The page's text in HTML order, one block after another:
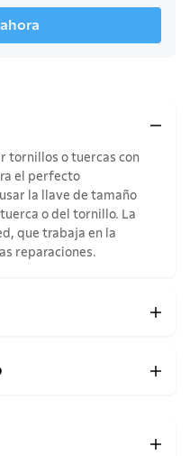
tornillos o tuercas con
el perfecto
la llave de tamaño
o del tornillo. La
que trabaja en la
reparaciones.